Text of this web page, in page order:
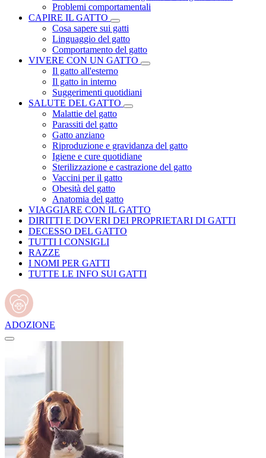
Problemi comportamentali
CAPIRE IL GATTO
Cosa sapere sui gatti
Linguaggio del gatto
Comportamento del gatto
VIVERE CON UN GATTO
Il gatto all'esterno
Il gatto in interno
Suggerimenti quotidiani
SALUTE DEL GATTO
Malattie del gatto
Parassiti del gatto
Gatto anziano
Riproduzione e gravidanza del gatto
Igiene e cure quotidiane
Sterilizzazione e castrazione del gatto
Vaccini per il gatto
Obesità del gatto
Anatomia del gatto
VIAGGIARE CON IL GATTO
DIRITTI E DOVERI DEI PROPRIETARI DI GATTI
DECESSO DEL GATTO
TUTTI I CONSIGLI
RAZZE
I NOMI PER GATTI
TUTTE LE INFO SUI GATTI
ADOZIONE